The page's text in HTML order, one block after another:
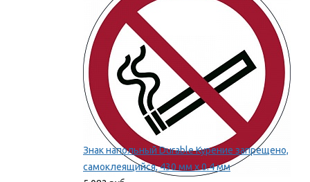
Знак напольный Durable Курение запрещено,
самоклеящийся, 430 мм х 0.4 мм